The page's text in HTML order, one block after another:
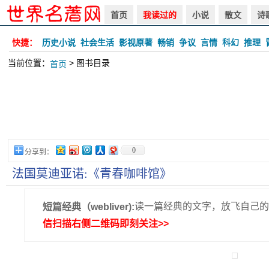
首页 我读过的 小说 散文 诗
快捷： 历史小说 社会生活 影视原著 畅销 争议 言情 科幻 推理
当前位置： 首页 > 图书目录
分享到： 0
法国莫迪亚诺:《青春咖啡馆》
短篇经典（webliver):读一篇经典的文字，放飞自己
信扫描右侧二维码即刻关注>>